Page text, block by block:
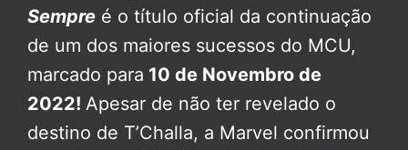
Sempre é o título oficial da continuação
de um dos maiores sucessos do MCU,
marcado para 10 de Novembro de
2022! Apesar de não ter revelado o
destino de T’Challa, a Marvel confirmou